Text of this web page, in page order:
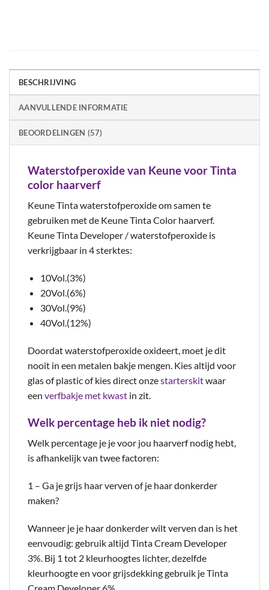
BESCHRIJVING
AANVULLENDE INFORMATIE
BEOORDELINGEN (57)
Waterstofperoxide van Keune voor Tinta
color haarverf
Keune Tinta waterstofperoxide om samen te
gebruiken met de Keune Tinta Color haarverf.
Keune Tinta Developer / waterstofperoxide is
verkrijgbaar in 4 sterktes:
10Vol.(3%)
20Vol.(6%)
30Vol.(9%)
40Vol.(12%)
Doordat waterstofperoxide oxideert, moet je dit
nooit in een metalen bakje mengen. Kies altijd voor
glas of plastic of kies direct onzestarterskitwaar
een verfbakje met kwast in zit.
Welk percentage heb ik niet nodig?
Welk percentage je je voor jou haarverf nodig hebt,
is afhankelijk van twee factoren:
1 – Ga je grijs haar verven of je haar donkerder
maken?
Wanneer je je haar donkerder wilt verven dan is het
eenvoudig: gebruik altijd Tinta Cream Developer
3%. Bij 1 tot 2 kleurhoogtes lichter, dezelfde
kleurhoogte en voor grijsdekking gebruik je Tinta